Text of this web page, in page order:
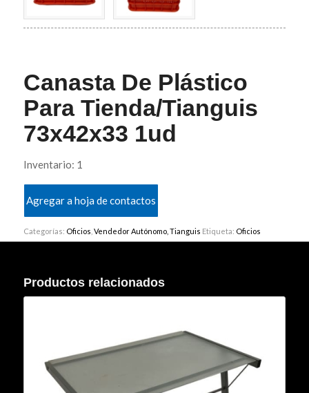
Canasta De Plástico
Para Tienda/Tianguis
73x42x33 1ud
Inventario: 1
Agregar a hoja de contactos
Categorías: Oficios Vendedor Autónomo, Tianguis Etiqueta: Oficios
Productos relacionados